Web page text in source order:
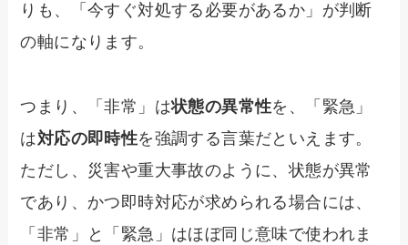
りも、「今すぐ対処する必要があるか」が判断
の軸になります。
つまり、「非常」は状態の異常性を、「緊急」
は対応の即時性を強調する言葉だといえます。
ただし、災害や重大事故のように、状態が異常
であり、かつ即時対応が求められる場合には、
「非常」と「緊急」はほぼ同じ意味で使われま